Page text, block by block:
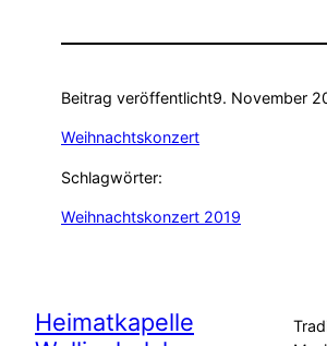
Beitrag veröffentlicht9. November
Weihnachtskonzert
Schlagwörter:
Weihnachtskonzert 2019
Heimatkapelle